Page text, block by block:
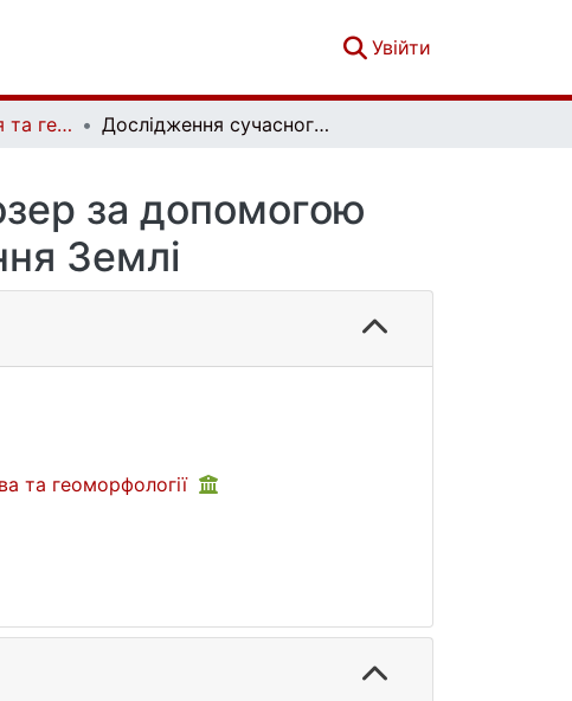
Увійти
Фізична географія та геоморфологія. Том 48, вип. 1 (129) Дослідження сучасного стану Шацьких озер за допомогою засобів дистанційного зондування Землі
за допомогою
Землі
та геоморфології